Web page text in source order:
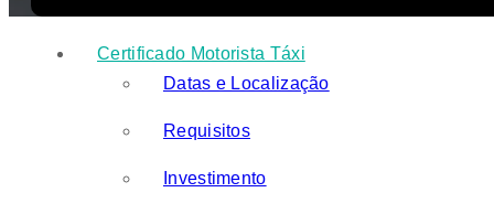
Certificado Motorista Táxi
Datas e Localização
Requisitos
Investimento